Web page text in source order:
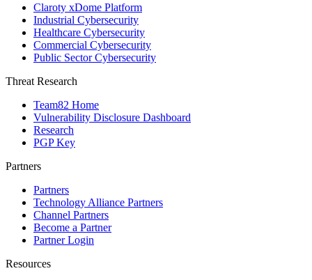
Claroty xDome Platform
Industrial Cybersecurity
Healthcare Cybersecurity
Commercial Cybersecurity
Public Sector Cybersecurity
Threat Research
Team82 Home
Vulnerability Disclosure Dashboard
Research
PGP Key
Partners
Partners
Technology Alliance Partners
Channel Partners
Become a Partner
Partner Login
Resources